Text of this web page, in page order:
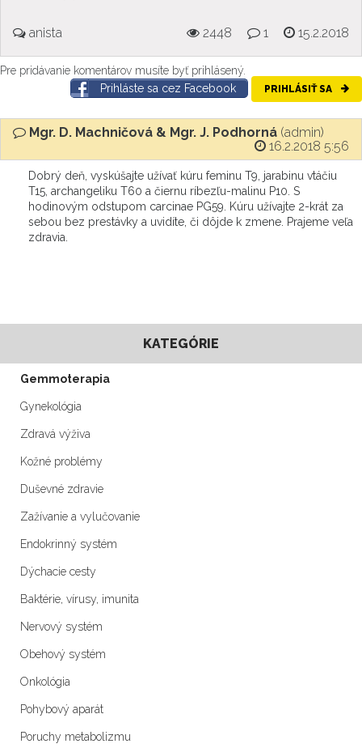
anista 2448 1 15.2.2018
Pre pridávanie komentárov musíte byť prihlásený.
Prihláste sa cez Facebook
PRIHLÁSIŤ SA
Mgr. D. Machničová & Mgr. J. Podhorná (admin)
16.2.2018 5:56
Dobrý deň, vyskúšajte užívať kúru feminu T9, jarabinu vtáčiu
T15, archangeliku T60 a čiernu ríbezľu-malinu P10. S
hodinovým odstupom carcinae PG59. Kúru užívajte 2-krát za
sebou bez prestávky a uvidíte, či dôjde k zmene. Prajeme veľa
zdravia.
KATEGÓRIE
Gemmoterapia
Gynekológia
Zdravá výživa
Kožné problémy
Duševné zdravie
Zažívanie a vylučovanie
Endokrinný systém
Dýchacie cesty
Baktérie, vírusy, imunita
Nervový systém
Obehový systém
Onkológia
Pohybový aparát
Poruchy metabolizmu